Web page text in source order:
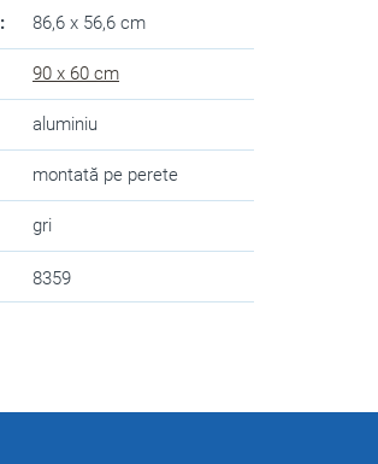
: 86,6 x 56,6 cm
90 x 60 cm
aluminiu
montată pe perete
gri
8359